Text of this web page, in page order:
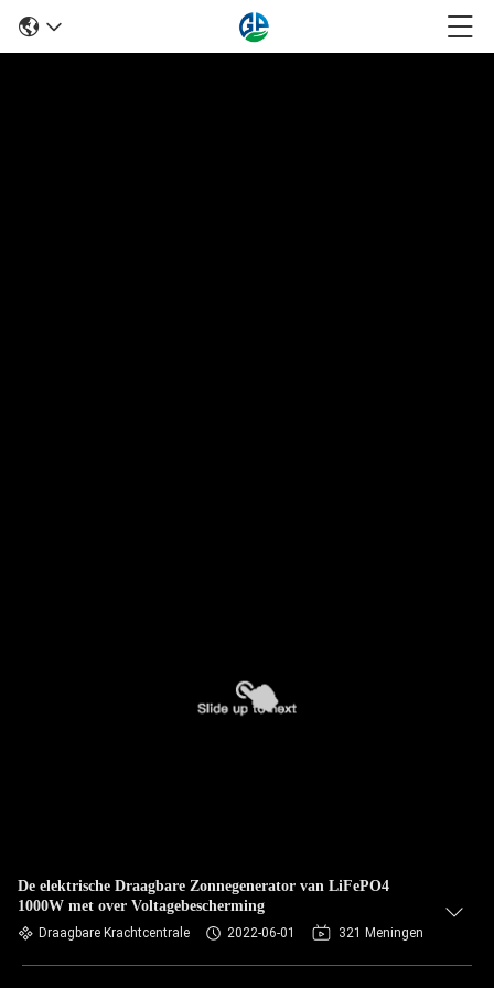
De elektrische Draagbare Zonnegenerator van LiFePO4
1000W met over Voltagebescherming
Draagbare Krachtcentrale 2022-06-01 321 Meningen